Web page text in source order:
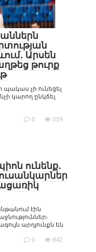
Արսեն
թուրք
չի ունեցել
կարող ընկճել
0 359
ունենք․
էին
արդյունքն են
0 842